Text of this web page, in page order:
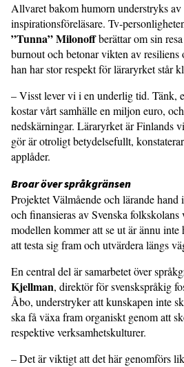
Allvaret bakom humorn understryks av
inspirationsföreläsare. Tv-
”Tunna” Milonoffberättar om sin
burnout och betonar vikten av resiliens
han har stor respekt för läraryrket står
– Visst lever vi i en underlig tid. Tänk,
kostar vårt sam­hälle en miljon euro,
nedskärningar. Läraryrket är Finlands
gör är otroligt betydelsefullt,
applåder.
Broar över språkgränsen
Projektet Välmående och lärande hand
och finansieras av Svenska
modellen kommer att se ut är ännu inte
att testa sig fram och utvärdera längs
En central del är samarbetet över
Kjellman, direktör för svenskspråkig
Åbo, understryker att kunskapen inte
ska få växa fram organiskt genom att
respektive verksamhetskulturer.
– Det är viktigt att det här genomförs